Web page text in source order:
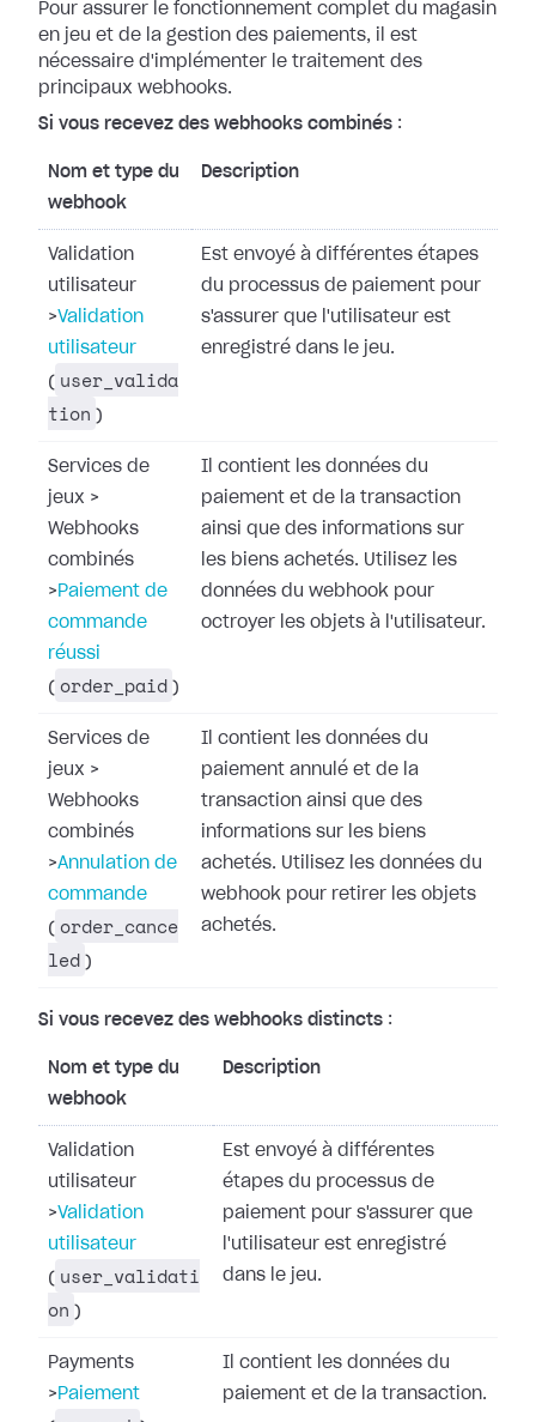
Pour assurer le fonctionnement complet du magasin
en jeu et de la gestion des paiements, il est
nécessaire d'implémenter le traitement des
principaux webhooks.
Si vous recevez des webhooks combinés :
Nom et type du
webhook
Description
Validation
utilisateur
>Validation
utilisateur
( user_valida
tion )
Est envoyé à différentes étapes
du processus de paiement pour
s'assurer que l'utilisateur est
enregistré dans le jeu.
Services de
jeux >
Webhooks
combinés
> Paiement de
commande
réussi
( order_paid )
Il contient les données du
paiement et de la transaction
ainsi que des informations sur
les biens achetés. Utilisez les
données du webhook pour
octroyer les objets à l'utilisateur.
Services de
jeux >
Webhooks
combinés
>Annulation de
commande
( order_cance
led )
Il contient les données du
paiement annulé et de la
transaction ainsi que des
informations sur les biens
achetés. Utilisez les données du
webhook pour retirer les objets
achetés.
Si vous recevez des webhooks distincts :
Nom et type du
webhook
Description
Validation
utilisateur
>Validation
utilisateur
( user_validati
on )
Est envoyé à différentes
étapes du processus de
paiement pour s'assurer que
l'utilisateur est enregistré
dans le jeu.
Payments
> Paiement
Il contient les données du
paiement et de la transaction.